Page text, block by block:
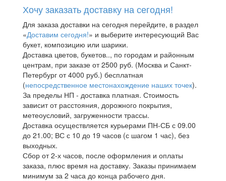
Хочу заказать доставку на сегодня!
Для заказа доставки на сегодня перейдите, в раздел
«Доставим сегодня!» и выберите интересующий Вас
букет, композицию или шарики.
Доставка цветов, букетов.., по городам и районным
центрам, при заказе от 2500 руб. (Москва и Санкт-
Петербург от 4000 руб.) бесплатная
(непосредственное местонахождение наших точек).
За пределы НП - доставка платная. Стоимость
зависит от расстояния, дорожного покрытия,
метеоусловий, загруженности трассы.
Доставка осуществляется курьерами ПН-СБ с 09.00
до 21.00; ВС с 10 до 19 часов (с шагом 1 час), без
выходных.
Сбор от 2-х часов, после оформления и оплаты
заказа, плюс время на доставку. Заказы принимаем
минимум за 2 часа до конца рабочего дня.